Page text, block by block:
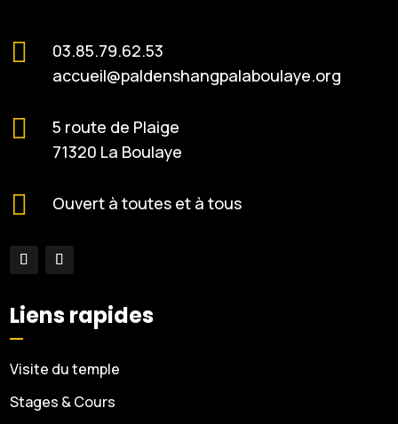

03.85.79.62.53
accueil@paldenshangpalaboulaye.org

5 route de Plaige
71320 La Boulaye
 Ouvert à toutes et à tous
Liens rapides
Visite du temple
Stages & Cours